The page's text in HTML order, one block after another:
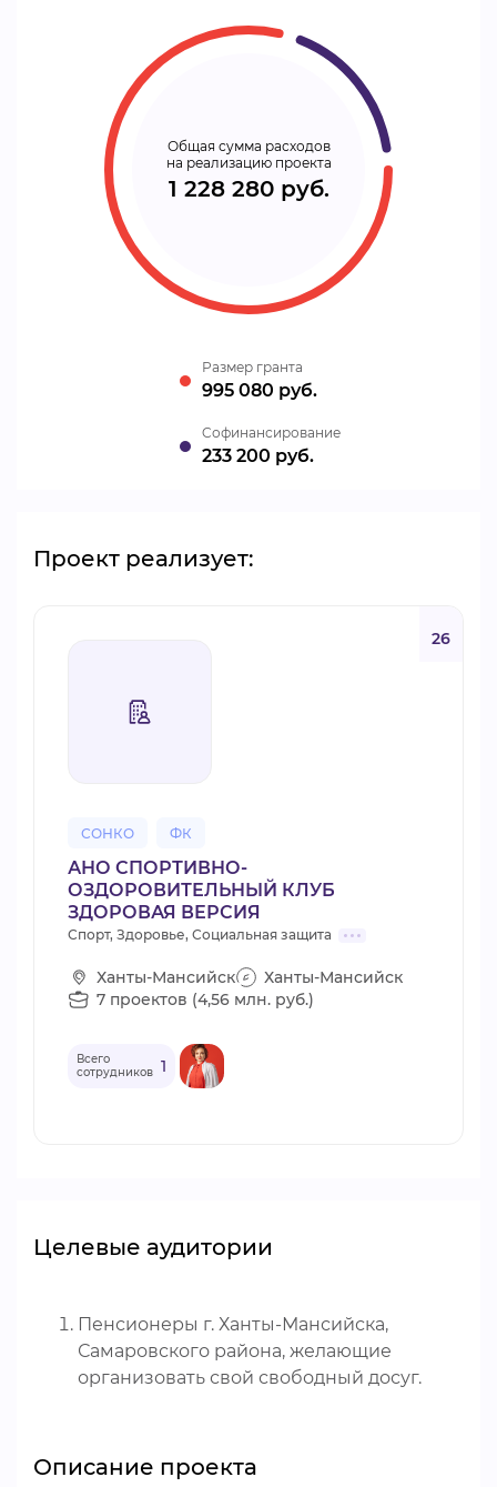
Общая сумма расходов
на реализацию проекта
1 228 280 руб.
Размер гранта
995 080 руб.
Cофинансирование
233 200 руб.
Проект реализует:
СОНКО ФК
26
АНО СПОРТИВНО-
ОЗДОРОВИТЕЛЬНЫЙ КЛУБ
ЗДОРОВАЯ ВЕРСИЯ
Спорт, Здоровье, Социальная защита
Ханты-Мансийск
Ханты-Мансийск
7 проектов (4,56 млн. руб.)
Всего
сотрудников 1
Целевые аудитории
Пенсионеры г. Ханты-Мансийска,
Самаровского района, желающие
организовать свой свободный досуг.
Описание проекта